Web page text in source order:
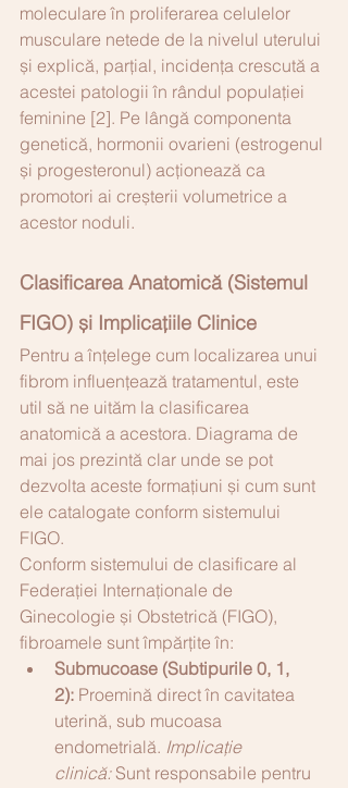
moleculare în proliferarea celulelor
musculare netede de la nivelul uterului
și explică, parțial, incidența crescută a
acestei patologii în rândul populației
feminine [2]. Pe lângă componenta
genetică, hormonii ovarieni (estrogenul
și progesteronul) acționează ca
promotori ai creșterii volumetrice a
acestor noduli.
Clasificarea Anatomică (Sistemul
FIGO) și Implicațiile Clinice
Pentru a înțelege cum localizarea unui
fibrom influențează tratamentul, este
util să ne uităm la clasificarea
anatomică a acestora. Diagrama de
mai jos prezintă clar unde se pot
dezvolta aceste formațiuni și cum sunt
ele catalogate conform sistemului
FIGO.
Conform sistemului de clasificare al
Federației Internaționale de
Ginecologie și Obstetrică (FIGO),
fibroamele sunt împărțite în:
Submucoase (Subtipurile 0, 1,
2): Proemină direct în cavitatea
uterină, sub mucoasa
endometrială. Implicație
clinică: Sunt responsabile pentru